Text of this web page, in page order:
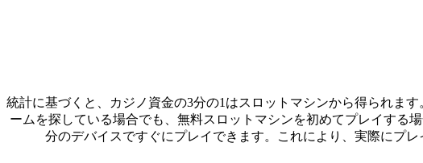
統計に基づくと、カジノ資金の3分の1はスロットマシンから得られま
ームを探している場合でも、無料スロットマシンを初めてプレイする
分のデバイスですぐにプレイできます。これにより、実際にプ